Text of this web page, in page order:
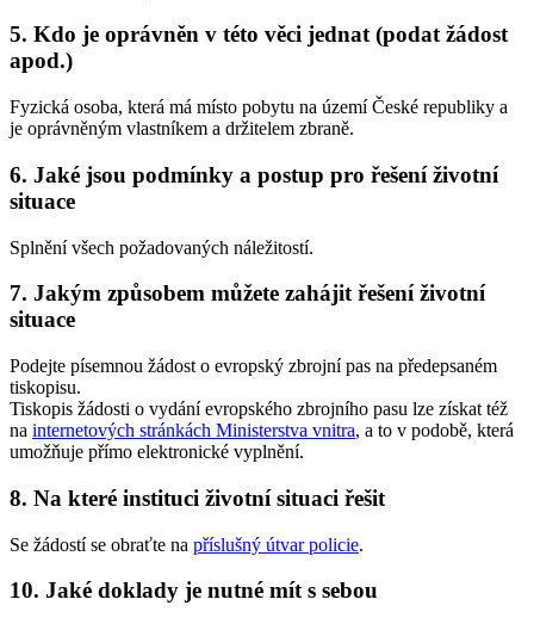
5. Kdo je oprávněn v této věci jednat (podat žádost
apod.)
Fyzická osoba, která má místo pobytu na území České republiky a
je oprávněným vlastníkem a držitelem zbraně.
6. Jaké jsou podmínky a postup pro řešení životní
situace
Splnění všech požadovaných náležitostí.
7. Jakým způsobem můžete zahájit řešení životní
situace
Podejte písemnou žádost o evropský zbrojní pas na předepsaném
tiskopisu.
Tiskopis žádosti o vydání evropského zbrojního pasu lze získat též
na internetových stránkách Ministerstva vnitra, a to v podobě, která
umožňuje přímo elektronické vyplnění.
8. Na které instituci životní situaci řešit
Se žádostí se obraťte na příslušný útvar policie.
10. Jaké doklady je nutné mít s sebou